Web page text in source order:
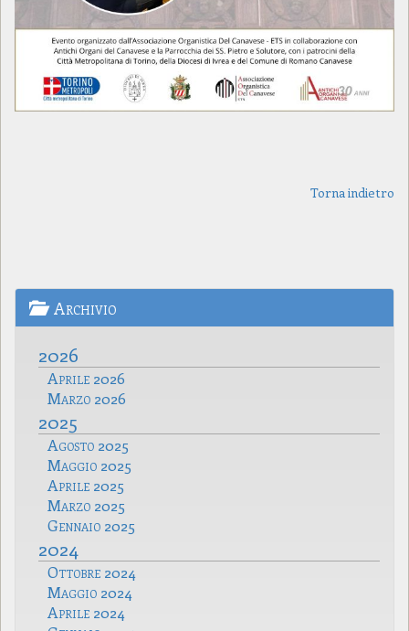
Torna indietro
Archivio
2026
Aprile 2026
Marzo 2026
2025
Agosto 2025
Maggio 2025
Aprile 2025
Marzo 2025
Gennaio 2025
2024
Ottobre 2024
Maggio 2024
Aprile 2024